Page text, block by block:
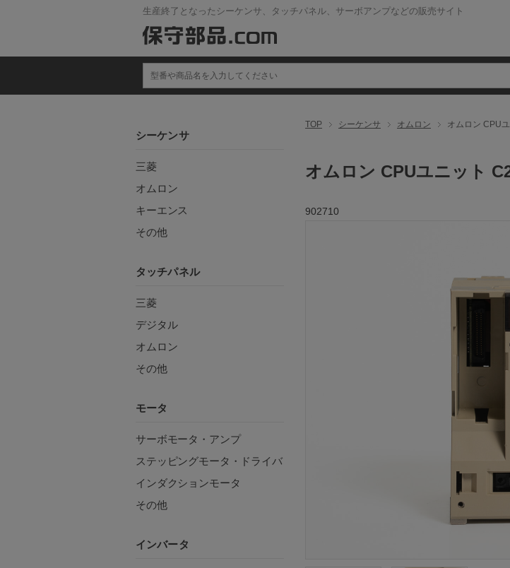
生産終了となったシーケンサ、タッチパネル、サーボアンプなどの販売サイト
TOP シーケンサ オムロン オムロン CPU
オムロン CPUユニット
902710
シーケンサ
三菱
オムロン
キーエンス
その他
タッチパネル
三菱
デジタル
オムロン
その他
モータ
サーボモータ・アンプ
ステッピングモータ・ドライバ
インダクションモータ
その他
インバータ